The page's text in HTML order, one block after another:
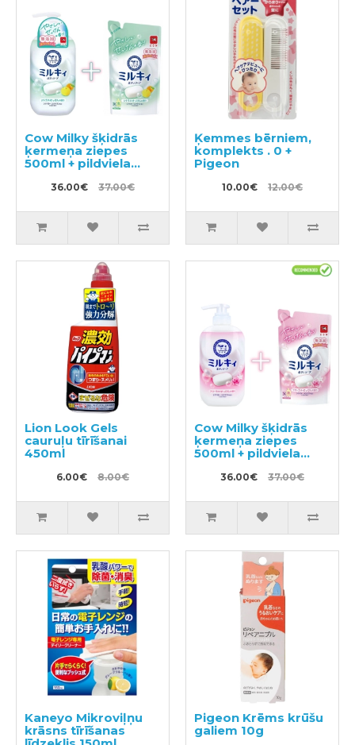
Cow Milky šķidrās
ķermeņa ziepes
500ml + pildviela
36.00€ 37.00€
Ķemmes bērniem,
komplekts . 0 +
Pigeon
10.00€ 12.00€
Lion Look Gels
cauruļu tīrīšanai
450ml
6.00€ 8.00€
Cow Milky šķidrās
ķermeņa ziepes
500ml + pildviela
36.00€ 37.00€
Kaneyo Mikroviļņu
krāsns tīrīšanas
Pigeon Krēms krūšu
galiem 10g